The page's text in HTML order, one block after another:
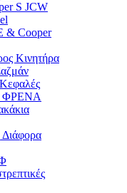
S JCW
& Cooper
Κινητήρα
ΦΡΕΝΑ
Διάφορα